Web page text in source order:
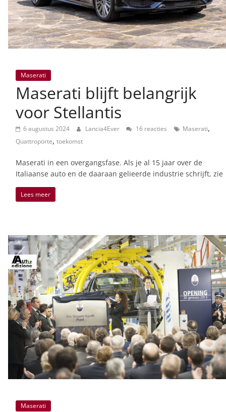
Maserati
Maserati blijft belangrijk
voor Stellantis
6 augustus 2024 Lancia4Ever 16 reacties Maserati,
Quattroporte, toekomst
Maserati in een overgangsfase. Als je al 15 jaar over de
Italiaanse auto en de daaraan gelieerde industrie schrijft, zie
Lees meer
Maserati